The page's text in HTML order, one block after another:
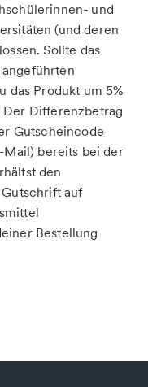
und
(und deren
Sollte das
das Produkt um 5%
Differenzbetrag
Gutscheincode
Mail) bereits bei der
den
auf
Bestellung